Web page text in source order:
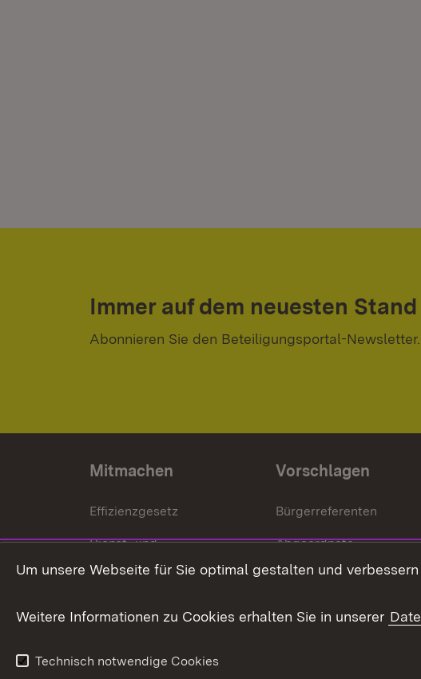
Immer auf dem neuesten Stand
Abonnieren Sie den Beteiligungsportal-Newsletter.
Mitmachen
Effizienzgesetz
Dienst- und
Versorgungsbezüge
Weitere
Vorschlagen
Bürgerreferenten
Abgeordnete
Bürgerbeauftragte
Um unsere Webseite für Sie optimal gestalten und
Weitere Informationen zu Cookies erhalten Sie in unserer
Technisch notwendige Cookies